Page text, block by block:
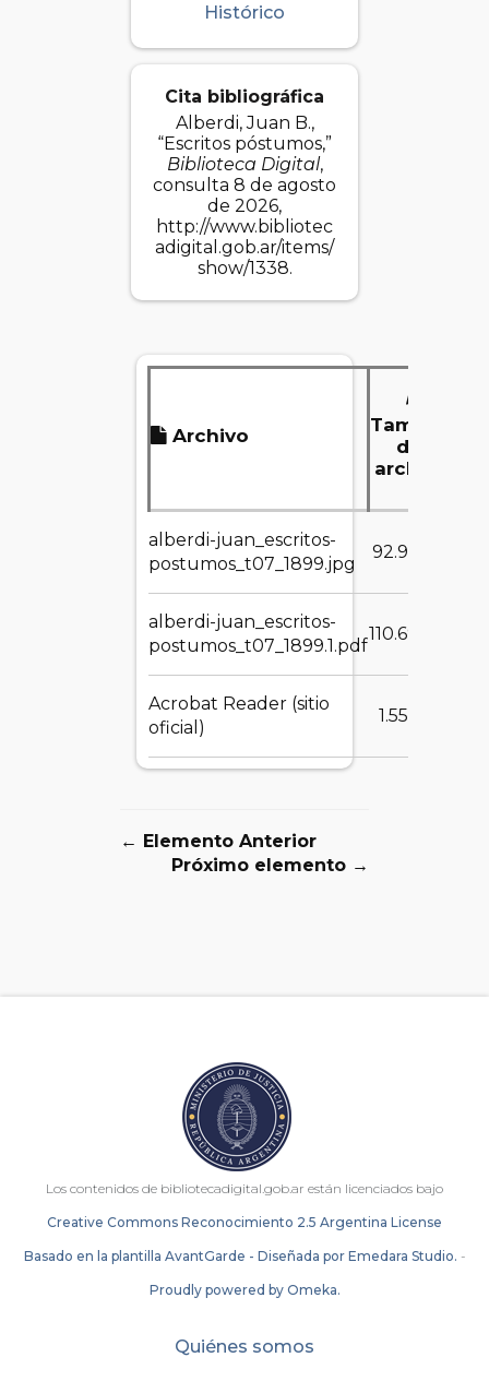
Histórico
Cita bibliográfica
Alberdi, Juan B.,
“Escritos póstumos,”
Biblioteca Digital,
consulta 8 de agosto
de 2026,
http://www.bibliotec
adigital.gob.ar/items/
show/1338.
Archivo
Tamaño
del
archivo
alberdi-juan_escritos-
postumos_t07_1899.jpg
92.92 KB
alberdi-juan_escritos-
postumos_t07_1899.1.pdf
110.69 MB
Acrobat Reader (sitio
oficial)
1.55 MB
← Elemento Anterior
Próximo elemento →
Los contenidos de bibliotecadigital.gob.ar están licenciados bajo
Creative Commons Reconocimiento 2.5 Argentina License
Basado en la plantilla AvantGarde - Diseñada por Emedara Studio. -
Proudly powered by Omeka.
Quiénes somos